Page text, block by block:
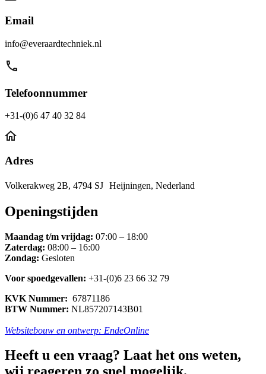
Email
info@everaardtechniek.nl
Telefoonnummer
+31-(0)6 47 40 32 84
Adres
Volkerakweg 2B, 4794 SJ Heijningen, Nederland
Openingstijden
Maandag t/m vrijdag: 07:00 – 18:00
Zaterdag: 08:00 – 16:00
Zondag: Gesloten
Voor spoedgevallen: +31-(0)6 23 66 32 79
KVK Nummer: 67871186
BTW Nummer: NL857207143B01
Websitebouw en ontwerp: EndeOnline
Heeft u een vraag? Laat het ons weten,